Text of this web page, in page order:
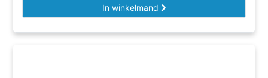
In winkelmand